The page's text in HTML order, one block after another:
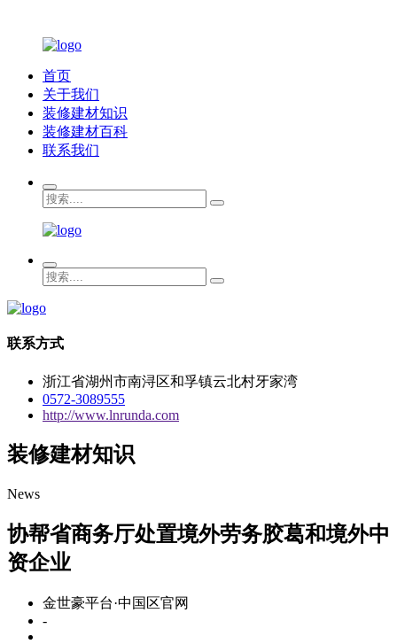
首页
关于我们
装修建材知识
装修建材百科
联系我们
联系方式
浙江省湖州市南浔区和孚镇云北村牙家湾
0572-3089555
http://www.lnrunda.com
装修建材知识
News
协帮省商务厅处置境外劳务胶葛和境外中
资企业
金世豪平台·中国区官网
-